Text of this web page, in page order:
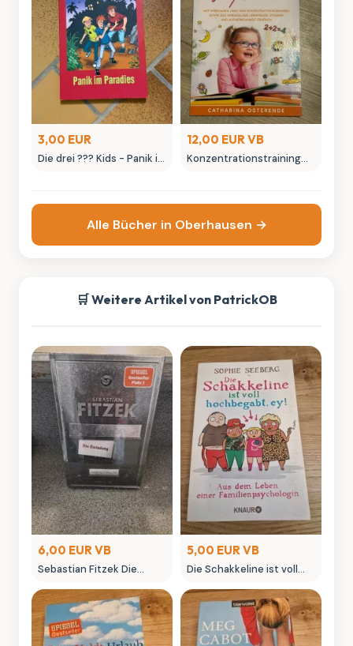
3,00 EUR
Die drei ??? Kids - Panik im
12,00 EUR VB
Konzentrationstraining
Alle Bücher in Oberhausen →
🛒 Weitere Artikel von PatrickOB
6,00 EUR VB
Sebastian Fitzek Die
Taschenbuch
5,00 EUR VB
Die Schakkeline ist voll
Seeberg